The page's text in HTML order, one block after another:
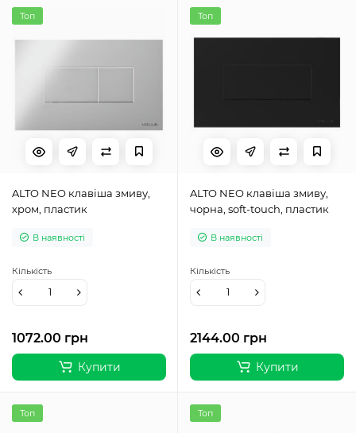
Топ
ALTO NEO клавіша змиву,
хром, пластик
В наявності
1072.00 грн
Кількість
Купити
Топ
ALTO NEO клавіша змиву,
чорна, soft-touch, пластик
В наявності
2144.00 грн
Кількість
Купити
Топ Топ